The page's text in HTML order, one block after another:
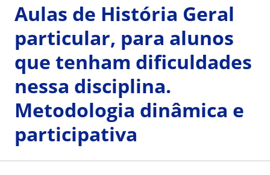
Aulas de História Geral
particular, para alunos
que tenham dificuldades
nessa disciplina.
Metodologia dinâmica e
participativa